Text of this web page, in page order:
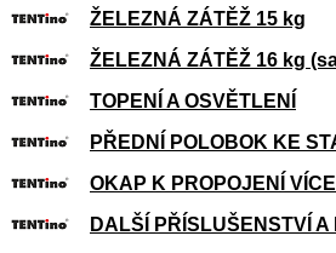
ŽELEZNÁ ZÁTĚŽ 15 kg
ŽELEZNÁ ZÁTĚŽ 16 kg
TOPENÍ A OSVĚTLENÍ
PŘEDNÍ POLOBOK KE
OKAP K PROPOJENÍ
DALŠÍ PŘÍSLUŠENSTVÍ